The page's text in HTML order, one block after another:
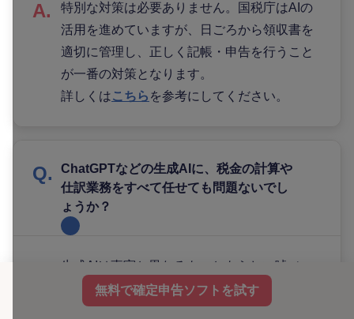
無料で確定申告ソフトを試す
特別な対策は必要ありません。国税庁はAIの
活用を進めていますが、日ごろから領収書を
適切に管理し、正しく記帳・申告を行うこと
が一番の対策となります。
詳しくはこちら を参考にしてください。
ChatGPTなどの生成AIに、税金の計算や
仕訳業務をすべて任せても問題ないでし
ょうか？
生成AIは事実と異なるもっともらしい嘘（ハ
ルシネーション）を出力することがあるた
め、すべてを任せるのは危険です。機密情報